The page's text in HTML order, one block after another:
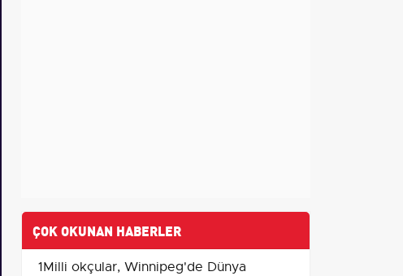
ÇOK OKUNAN HABERLER
1Milli okçular, Winnipeg'de Dünya